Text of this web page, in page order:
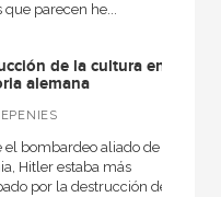
que parecen he...
de la cultura en
alemana
el bombardeo aliado de
Hitler estaba más
por la destrucción de